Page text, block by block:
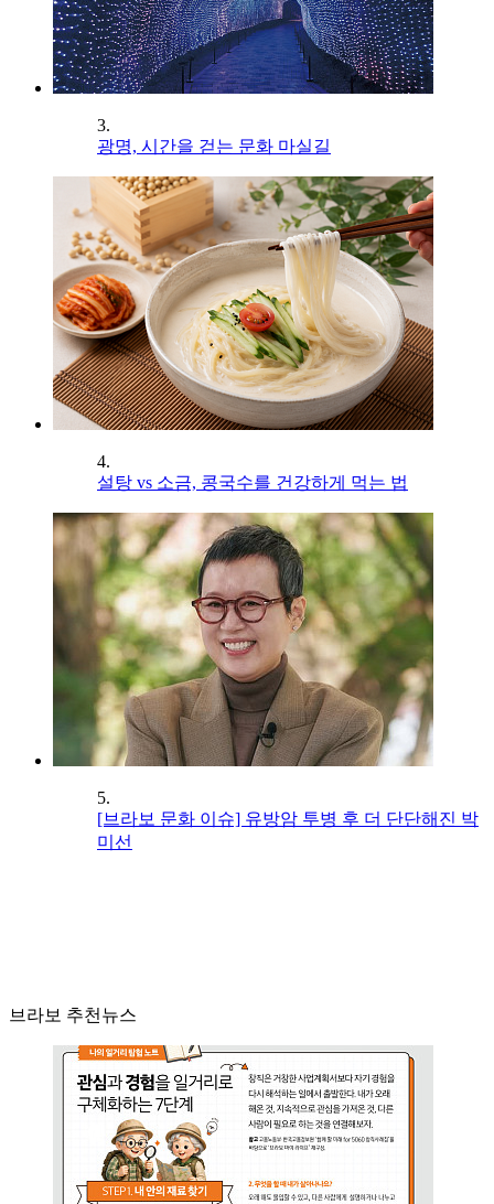
3.
광명, 시간을 걷는 문화 마실길
4.
설탕 vs 소금, 콩국수를 건강하게 먹는 법
5.
[브라보 문화 이슈] 유방암 투병 후 더 단단해진 박
미선
브라보 추천뉴스